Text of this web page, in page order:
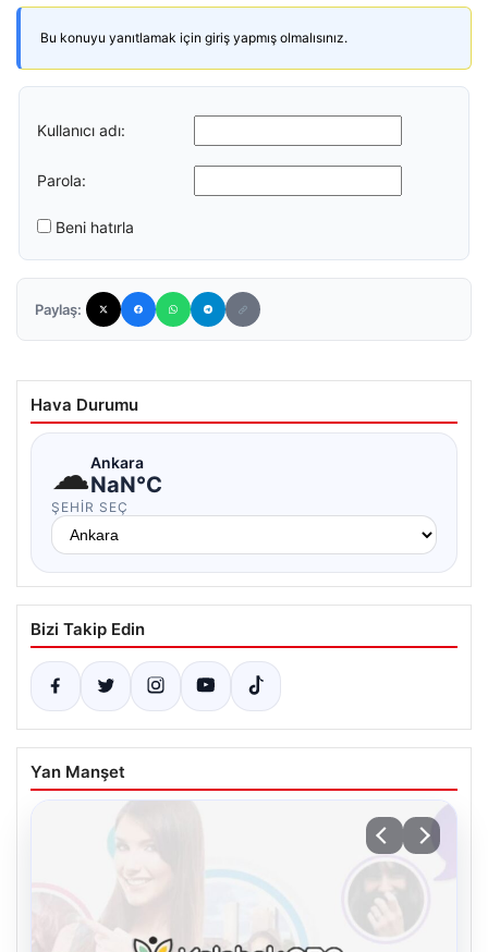
Bu konuyu yanıtlamak için giriş yapmış olmalısınız.
Kullanıcı adı:
Parola:
Beni hatırla
Paylaş:
Hava Durumu
☁Ankara
NaN°C
ŞEHIR SEÇ
Bizi Takip Edin
Yan Manşet